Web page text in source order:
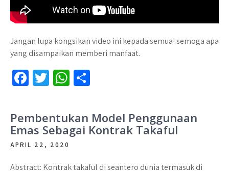
Jangan lupa kongsikan video ini kepada semua! semoga apa
yang disampaikan memberi manfaat.
Fa
b
o
o
T
tt
er
W
at
sA
p
p
ar
e
Pembentukan Model Penggunaan
Emas Sebagai Kontrak Takaful
APRIL 22, 2020
Abstract: Kontrak takaful di seantero dunia termasuk di